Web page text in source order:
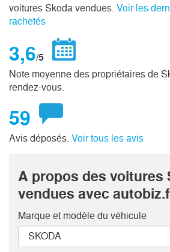
voitures Skoda vendues. Voir les
rachetés
3,6/5
Note moyenne des propriétaires de
rendez-vous.
59
Avis déposés. Voir tous les avis
A propos des voitures
vendues avec
Marque et modèle du véhicule